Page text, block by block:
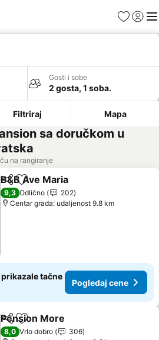
FavoritiPrijavi
Gosti i sobe
2 gosta, 1 soba.
Filtriraj Mapa
sa doručkom u
na rangiranje
Deli Dodati u favorite
B&B Ave Maria
9,3 Odlično
202
Centar grada: udaljenost 9.8 km
tačne
Pogledaj cene
Deli Dodati u favorite
Pension More
8,0 Vrlo dobro
306